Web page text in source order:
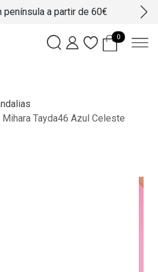
península a partir de 60€
0
Tayda46 Azul Celeste